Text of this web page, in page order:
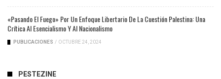
«Pasando El Fuego» Por Un Enfoque Libertario De La Cuestión Palestina: Una
Crítica Al Esencialismo Y Al Nacionalismo
PUBLICACIONES / OCTUBRE 24, 2024
PESTEZINE